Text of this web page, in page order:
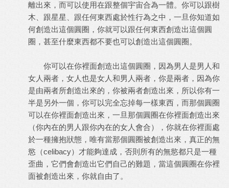
離出來，而可以使用在跟整個宇宙合為一體。你可以跟樹
木、跟星星、跟任何東西處於性行為之中，一旦你知道如
何創造出這個圓圈，你就可以跟任何東西創造出這個圓
圈，甚至什麼東西都不要也可以創造出這個圓圈。
你可以在你裡面創造出這個圓圈，因為男人是男人和
女人兩者，女人也是女人和男人兩者，你是兩者，因為你
是由兩者所創造出來的，你被兩者創造出來，所以你有一
半是另外一個，你可以完全忘掉每一樣東西，而那個圓圈
可以在你裡面創造出來，一旦那個圓圈在你裡面創造出來
（你內在的男人跟你內在的女人會合），你就在你裡面處
於一種擁抱狀態，唯有當那個圓圈被創造出來，真正的無
慾（celibacy）才能夠達成，否則所有的無慾都只是一種
歪曲，它們會創造出它們自己的難題，當這個圓圈在你裡
面被創造出來，你就自由了。